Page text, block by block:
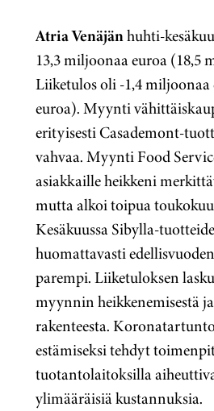
Atria Venäjänhuhti-
13,3 miljoonaa euroa (18,5
Liiketulos oli -1,4 miljoonaa
euroa). Myynti
erityisesti Casademont-
vahvaa. Myynti Food
asiakkaille heikkeni
mutta alkoi toipua
Kesäkuussa Sibylla-
huomattavasti
parempi. Liiketuloksen
myynnin heikkenemisestä
rakenteesta.
estämiseksi tehdyt
tuotantolaitoksilla
ylimääräisiä kustannuksia.